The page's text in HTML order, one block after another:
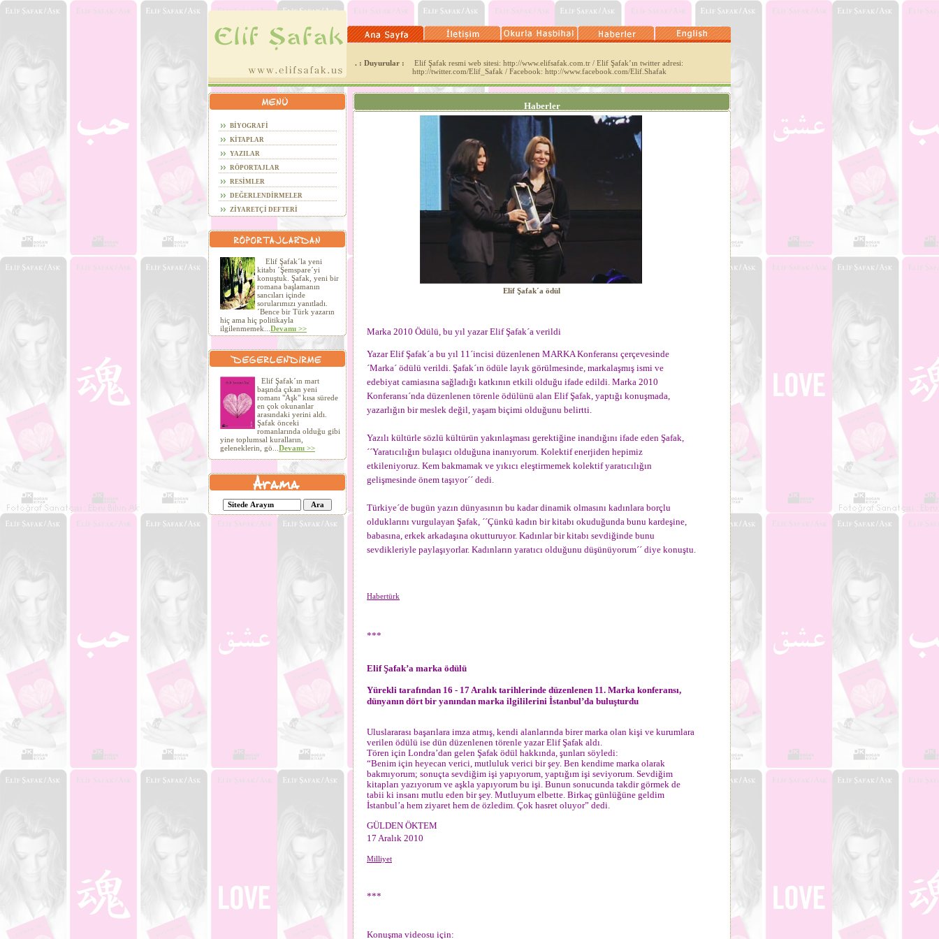
. : Duyurular :
Elif Şafak resmi web sitesi: http://www.elifsafak.com.tr / Elif Şafak’ın twitter adresi:
http://twitter.com/Elif_Safak / Facebook: http://www.facebook.com/Elif.Shafak
BİYOGRAFİ
KİTAPLAR
YAZILAR
RÖPORTAJLAR
RESİMLER
DEĞERLENDİRMELER
ZİYARETÇİ DEFTERİ
Elif Şafak´la yeni
kitabı ´Şemspare´yi
konuştuk. Şafak, yeni bir
romana başlamanın
sancıları içinde
sorularımızı yanıtladı.
´Bence bir Türk yazarın
hiç ama hiç politikayla
ilgilenmemek... Devamı >>
Elif Şafak´ın mart
başında çıkan yeni
romanı "Aşk" kısa sürede
en çok okunanlar
arasındaki yerini aldı.
Şafak önceki
romanlarında olduğu gibi
yine toplumsal kuralların,
geleneklerin, gö... Devamı >>
Haberler
Elif Şafak´a ödül
Marka 2010 Ödülü, bu yıl yazar Elif Şafak´a verildi
Yazar Elif Şafak´a bu yıl 11´incisi düzenlenen MARKA Konferansı çerçevesinde
´Marka´ ödülü verildi. Şafak´ın ödüle layık görülmesinde, markalaşmış ismi ve
edebiyat camiasına sağladığı katkının etkili olduğu ifade edildi. Marka 2010
Konferansı´nda düzenlenen törenle ödülünü alan Elif Şafak, yaptığı konuşmada,
yazarlığın bir meslek değil, yaşam biçimi olduğunu belirtti.
Yazılı kültürle sözlü kültürün yakınlaşması gerektiğine inandığını ifade eden Şafak,
´´Yaratıcılığın bulaşıcı olduğuna inanıyorum. Kolektif enerjiden hepimiz
etkileniyoruz. Kem bakmamak ve yıkıcı eleştirmemek kolektif yaratıcılığın
gelişmesinde önem taşıyor´´ dedi.
Türkiye´de bugün yazın dünyasının bu kadar dinamik olmasını kadınlara borçlu
olduklarını vurgulayan Şafak, ´´Çünkü kadın bir kitabı okuduğunda bunu kardeşine,
babasına, erkek arkadaşına okutturuyor. Kadınlar bir kitabı sevdiğinde bunu
sevdikleriyle paylaşıyorlar. Kadınların yaratıcı olduğunu düşünüyorum´´ diye konuştu.
Habertürk
***
Elif Şafak’a marka ödülü
Yürekli tarafından 16 - 17 Aralık tarihlerinde düzenlenen 11. Marka konferansı,
dünyanın dört bir yanından marka ilgililerini İstanbul’da buluşturdu
Uluslararası başarılara imza atmış, kendi alanlarında birer marka olan kişi ve kurumlara
verilen ödülü ise dün düzenlenen törenle yazar Elif Şafak aldı.
Tören için Londra’dan gelen Şafak ödül hakkında, şunları söyledi:
“Benim için heyecan verici, mutluluk verici bir şey. Ben kendime marka olarak
bakmıyorum; sonuçta sevdiğim işi yapıyorum, yaptığım işi seviyorum. Sevdiğim
kitapları yazıyorum ve aşkla yapıyorum bu işi. Bunun sonucunda takdir görmek de
tabii ki insanı mutlu eden bir şey. Mutluyum elbette. Birkaç günlüğüne geldim
İstanbul’a hem ziyaret hem de özledim. Çok hasret oluyor” dedi.
GÜLDEN ÖKTEM
17 Aralık 2010
Milliyet
***
Konuşma videosu için: